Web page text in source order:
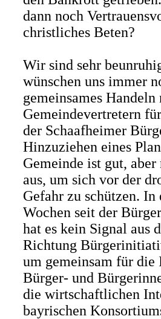
dann noch
christliches Beten?
Wir sind sehr
wünschen uns immer
gemeinsames Handeln
Gemeindevertretern
der Schaafheimer
Hinzuziehen eines
Gemeinde ist gut,
aus, um sich vor der
Gefahr zu schützen. In
Wochen seit der
hat es kein Signal aus
Richtung
um gemeinsam für die
Bürger- und
die wirtschaftlichen
bayrischen